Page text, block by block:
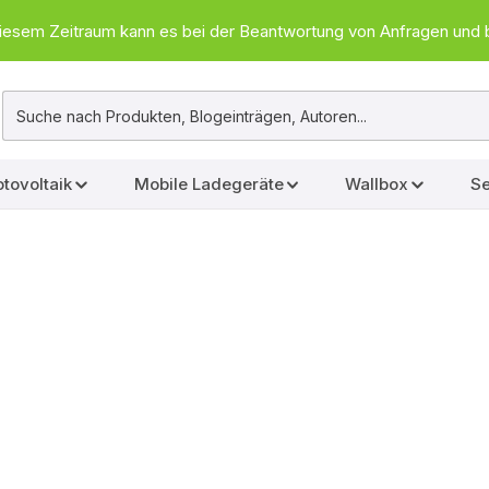
Zeitraum kann es bei der Beantwortung von Anfragen
Mobile Ladegeräte Wallbox